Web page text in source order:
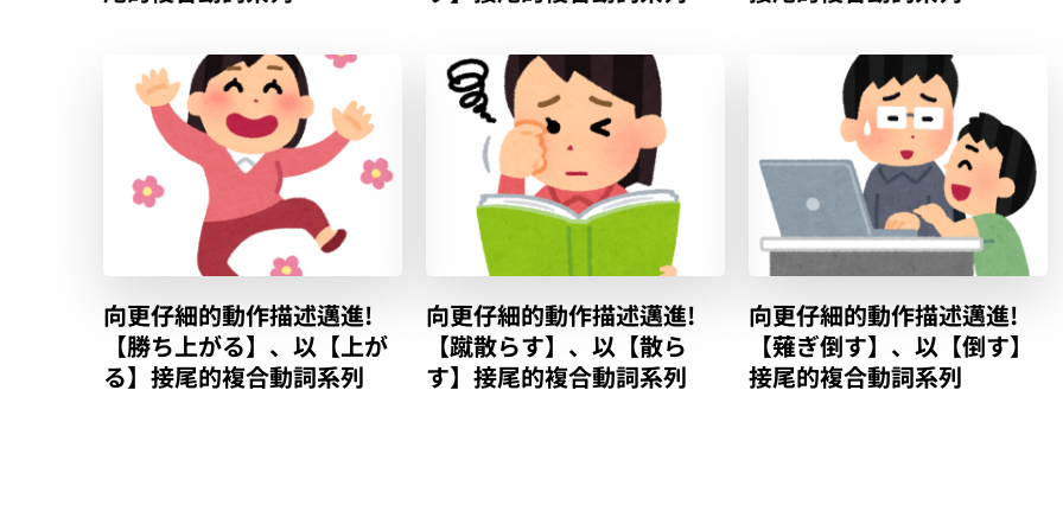
向更仔細的動作描述邁進!
【勝ち上がる】、以【上が
る】接尾的複合動詞系列
向更仔細的動作描述邁進!
【蹴散らす】、以【散ら
す】接尾的複合動詞系列
向更仔細的動作描述邁進!
【薙ぎ倒す】、以【倒す】
接尾的複合動詞系列